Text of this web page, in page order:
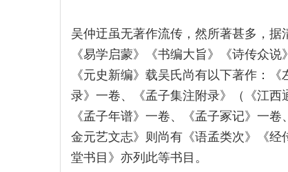
吴仲迂虽无著作流传，然所著甚多，
《易学启蒙》《书编大旨》《诗传众
《元史新编》载吴氏尚有以下著作：
录》一卷、《孟子集注附录》（《江西
《孟子年谱》一卷、《孟子冢记》一
金元艺文志》则尚有《语孟类次》《
堂书目》亦列此等书目。